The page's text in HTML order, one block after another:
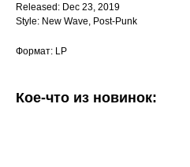
Released: Dec 23, 2019
Style: New Wave, Post-Punk
Формат: LP
Кое-что из новинок: